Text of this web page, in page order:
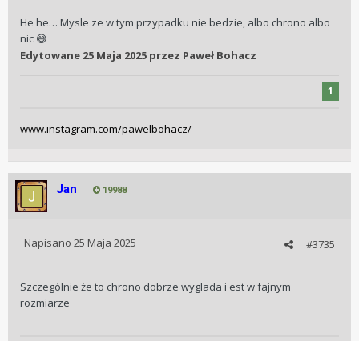
He he… Mysle ze w tym przypadku nie bedzie, albo chrono albo
nic 😅
Edytowane 25 Maja 2025 przez Paweł Bohacz
1
www.instagram.com/pawelbohacz/
Jan 19988
#3735
Napisano 25 Maja 2025
Szczególnie że to chrono dobrze wyglada i est w fajnym
rozmiarze